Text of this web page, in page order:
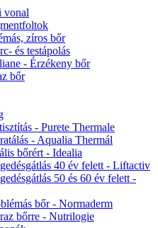
vonal
zíros bőr
és testápolás
- Érzékeny bőr
bőr
- Purete Thermale
- Aqualia Thermál
bőrért - Idealia
40 év felett - Liftactiv
50 és 60 év felett -
bőr - Normaderm
bőrre - Nutrilogie